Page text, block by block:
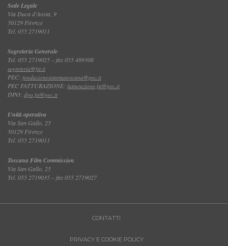
Sede Legale
Via Duca d'Aosta, 9
50129 Firenze
Tel. 055 2719011
Segreteria Generale
Tel. 055 2719025 – fax 055 489308
segreteria@fst.it
PEC: fondazionesistematoscana@pec.it
PEC FATTURAZIONE: fatturazione.fst@pec.it
DPO: dpo.fst@pec.it
Unità operativa
Via San Gallo, 25
50129 Firenze
Tel. 055 2719011
Toscana Film Commission
Via San Gallo, 25
Tel. 055 2719035 – fax 055 2719027
CONTATTI
PRIVACY E COOKIE POLICY